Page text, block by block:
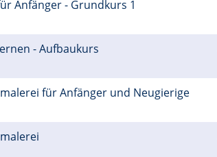
Anfänger - Grundkurs 1
- Aufbaukurs
für Anfänger und Neugierige